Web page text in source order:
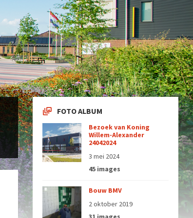
FOTO ALBUM
Bezoek van Koning
Willem-Alexander
24042024
3 mei 2024
45 images
Bouw BMV
2 oktober 2019